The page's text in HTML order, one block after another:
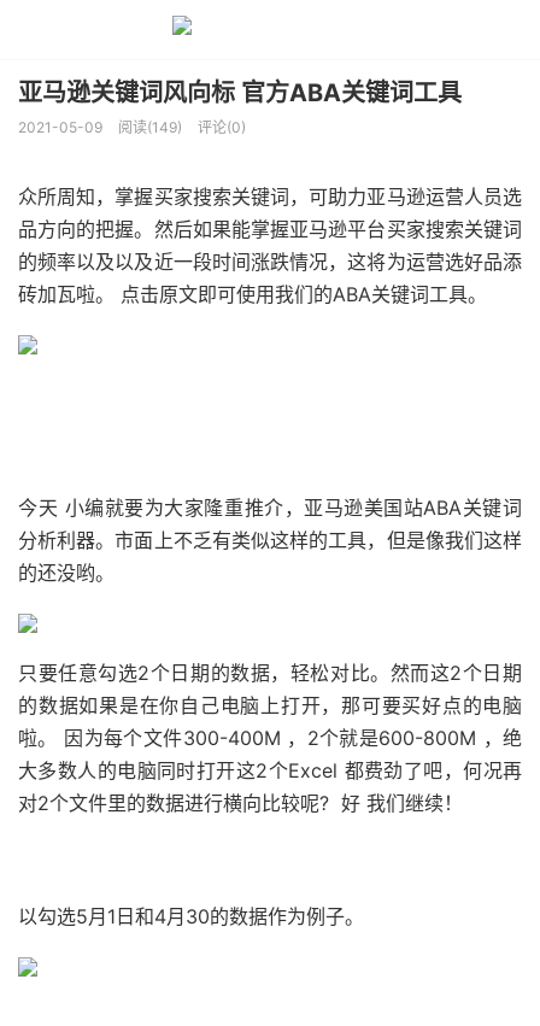
亚马逊关键词风向标 官方ABA关键词工具
2021-05-09 阅读(149) 评论(0)
众所周知，掌握买家搜索关键词，可助力亚马逊运营人员选
品方向的把握。然后如果能掌握亚马逊平台买家搜索关键词
的频率以及以及近一段时间涨跌情况，这将为运营选好品添
砖加瓦啦。 点击原文即可使用我们的ABA关键词工具。
今天 小编就要为大家隆重推介，亚马逊美国站ABA关键词
分析利器。市面上不乏有类似这样的工具，但是像我们这样
的还没哟。
只要任意勾选2个日期的数据，轻松对比。然而这2个日期
的数据如果是在你自己电脑上打开，那可要买好点的电脑
啦。 因为每个文件300-400M ，2个就是600-800M ，绝
大多数人的电脑同时打开这2个Excel 都费劲了吧，何况再
对2个文件里的数据进行横向比较呢? 好 我们继续！
以勾选5月1日和4月30的数据作为例子。